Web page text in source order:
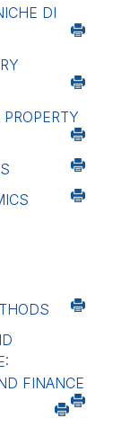
DI
FINANCE